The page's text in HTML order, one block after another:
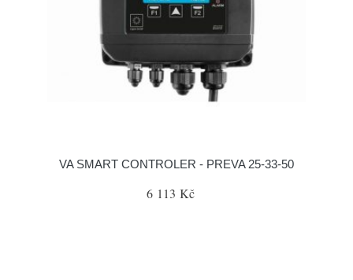
VA SMART CONTROLER - PREVA 25-33-50
6 113 Kč